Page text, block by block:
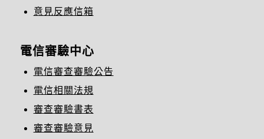
意見反應信箱
電信審驗中心
電信審查審驗公告
電信相關法規
審查審驗書表
審查審驗意見